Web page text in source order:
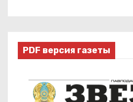
PDF версия газеты